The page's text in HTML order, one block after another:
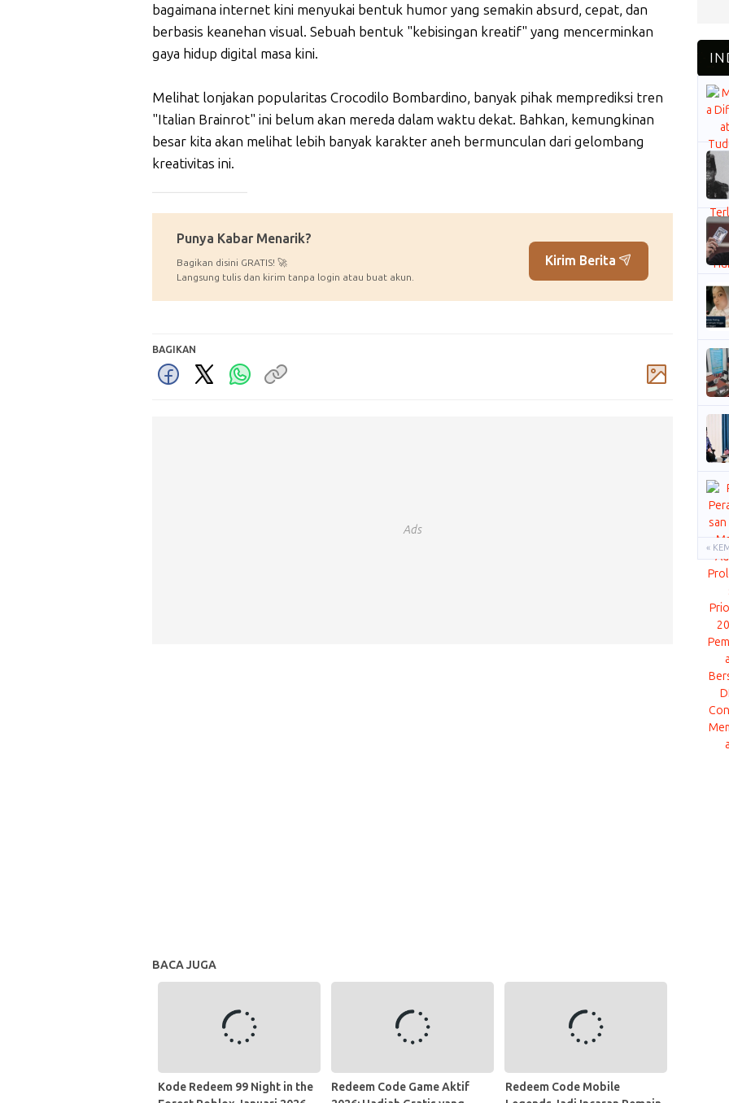
bagaimana internet kini menyukai bentuk humor yang semakin absurd, cepat, dan
berbasis keanehan visual. Sebuah bentuk "kebisingan kreatif" yang mencerminkan
gaya hidup digital masa kini.
Melihat lonjakan popularitas Crocodilo Bombardino, banyak pihak memprediksi tren
"Italian Brainrot" ini belum akan mereda dalam waktu dekat. Bahkan, kemungkinan
besar kita akan melihat lebih banyak karakter aneh bermunculan dari gelombang
kreativitas ini.
Punya Kabar Menarik?
Bagikan disini GRATIS! 🚀
Langsung tulis dan kirim tanpa login atau buat akun.
Kirim Berita
BAGIKAN
Ads
BACA JUGA
Kode Redeem 99 Night in the
Redeem Code Game Aktif
Redeem Code Mobile
«